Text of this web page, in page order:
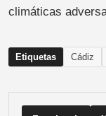
climáticas
Etiquetas Cádiz